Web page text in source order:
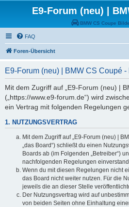
E9-Forum (neu) |
BMW CS Coupe
FAQ
Foren-Übersicht
E9-Forum (neu) | BMW CS Coupé
Mit dem Zugriff auf „E9-Forum (neu) |
(„https://www.e9-forum.de“) wird
ein Vertrag mit folgenden Regelungen
1. NUTZUNGSVERTRAG
Mit dem Zugriff auf „E9-Forum (neu) |
„das Board“) schließt du einen
Boards ab (im Folgenden „Betreiber“)
nachfolgenden Regelungen
Wenn du mit diesen Regelungen nicht
das Board nicht weiter nutzen. Für die
jeweils die an dieser Stelle
Der Nutzungsvertrag wird auf
von beiden Seiten ohne Einhaltung